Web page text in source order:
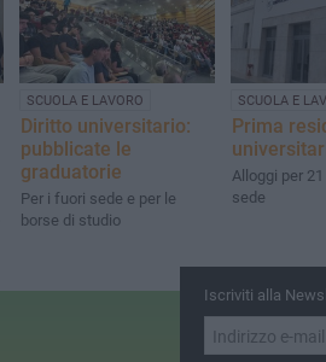
SCUOLA E LAVORO
Diritto universitario:
pubblicate le
graduatorie
Per i fuori sede e per le
borse di studio
SCUOLA E
Prima
Alloggi per
sede
Iscriviti alla